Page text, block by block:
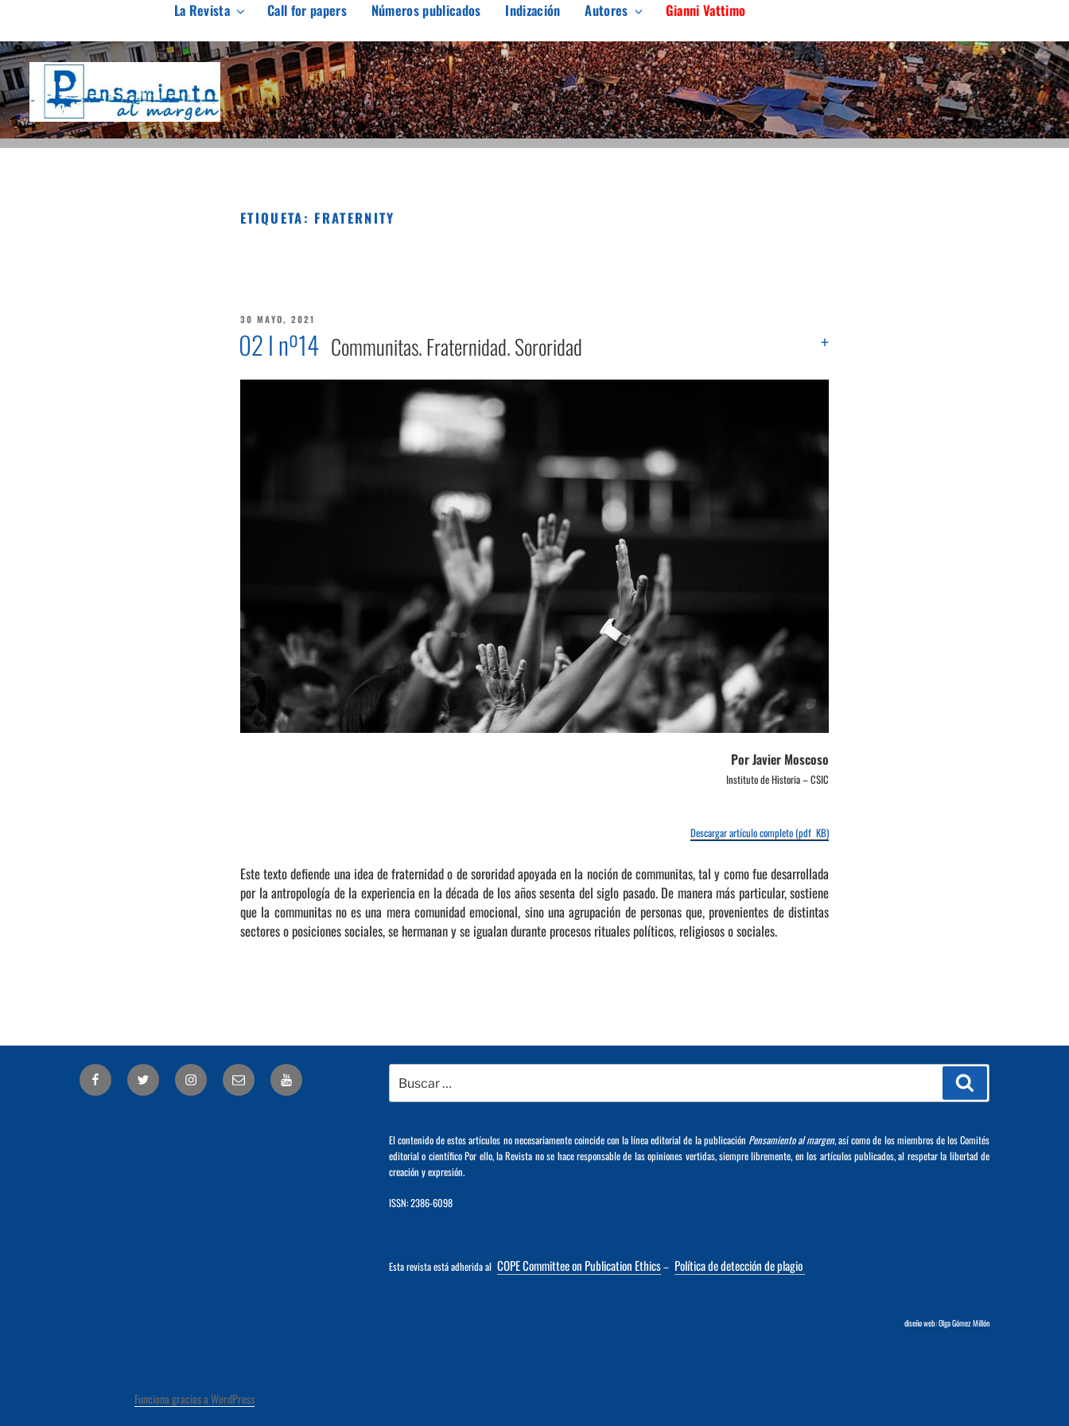
contenido
PENSAMIENTO AL MARGEN
Revista de investigación independiente y con especial interés en el pensamiento crítico
La Revista Call for papers Números publicados Indización Autores Gianni Vattimo
ETIQUETA: FRATERNITY
PUBLICADO
30 MAYO, 2021
02 I nº14 Communitas. Fraternidad. Sororidad +
Por Javier Moscoso
Instituto de Historia – CSIC
Descargar artículo completo (pdf KB)
Este texto defiende una idea de fraternidad o de sororidad apoyada en la noción de communitas, tal y como fue desarrollada
por la antropología de la experiencia en la década de los años sesenta del siglo pasado. De manera más particular, sostiene
que la communitas no es una mera comunidad emocional, sino una agrupación de personas que, provenientes de distintas
sectores o posiciones sociales, se hermanan y se igualan durante procesos rituales políticos, religiosos o sociales.
Buscar
por:
El contenido de estos artículos no necesariamente coincide con la línea editorial de la publicación Pensamiento al margen, así como de los miembros de los Comités
editorial o científico Por ello, la Revista no se hace responsable de las opiniones vertidas, siempre libremente, en los artículos publicados, al respetar la libertad de
creación y expresión.
ISSN: 2386-6098
Esta revista está adherida al COPE Committee on Publication Ethics– Política de detección de plagio
diseño web: Olga Gómez Millón
Facebook Twitter
Correo
electrónico
Funciona gracias a WordPress